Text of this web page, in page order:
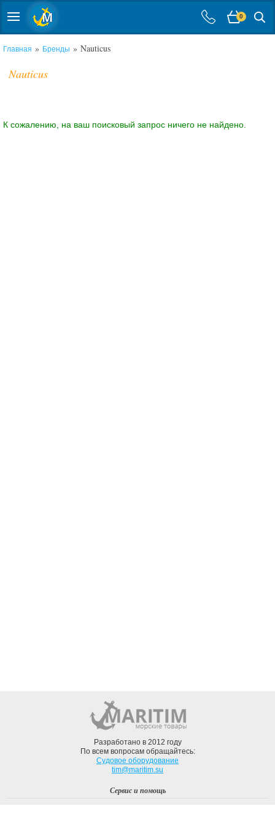
0
Главная » Бренды » Nauticus
Nauticus
К сожалению, на ваш поисковый запрос ничего не найдено.
Разработано в 2012 году
По всем вопросам обращайтесь:
Судовое оборудование
tim@maritim.su
Сервис и помощь